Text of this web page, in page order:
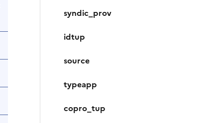
syndic_prov
idtup
source
typeapp
copro_tup